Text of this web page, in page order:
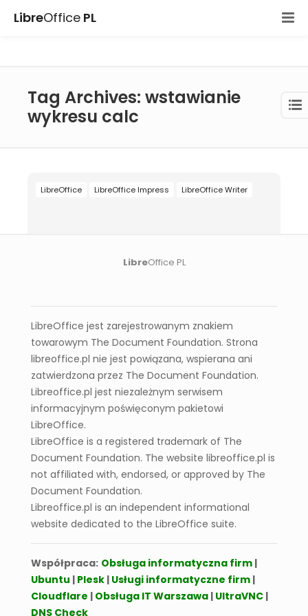
LibreOffice PL
Tag Archives: wstawianie
wykresu calc
LibreOffice LibreOffice Impress LibreOffice Writer
08 lis 2025
Jak wstawiać wykresy do Writer lub Impress
LibreOffice PL
LibreOffice jest zarejestrowanym znakiem
towarowym The Document Foundation. Strona
libreoffice.pl nie jest powiązana, wspierana ani
zatwierdzona przez The Document Foundation.
Libreoffice.pl jest niezależnym serwisem
informacyjnym poświęconym pakietowi
LibreOffice.
LibreOffice is a registered trademark of The
Document Foundation. The website libreoffice.pl is
not affiliated with, endorsed, or approved by The
Document Foundation.
Libreoffice.pl is an independent informational
website dedicated to the LibreOffice suite.
Współpraca: Obsługa informatyczna firm |
Ubuntu | Plesk | Usługi informatyczne firm |
Cloudflare | Obsługa IT Warszawa | UltraVNC |
DNS Check